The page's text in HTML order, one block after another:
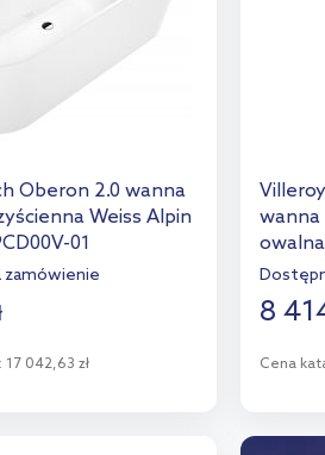
Oberon 2.0 wanna
Weiss Alpin
01
zamówienie
17 042,63 zł
wanna
owalna
01
8
Cena